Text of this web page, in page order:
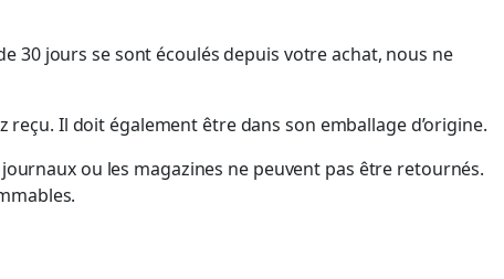
30 jours se sont écoulés depuis votre achat, nous ne
Il doit également être dans son emballage d’origine.
ou les magazines ne peuvent pas être retournés.